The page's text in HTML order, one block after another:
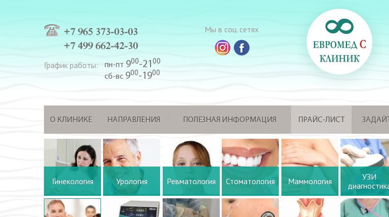
+7 965 373-03-03
+7 499 662-42-30
График работы: пн-пт 900-21 00
сб-вс 900-1900
Мы в соц. сетях
О КЛИНИКЕ НАПРАВЛЕНИЯ ПОЛЕЗНАЯ ИНФОРМАЦИЯ ПРАЙС-ЛИСТ
Гинекология Урология Ревматология Стоматология Маммология
УЗИ